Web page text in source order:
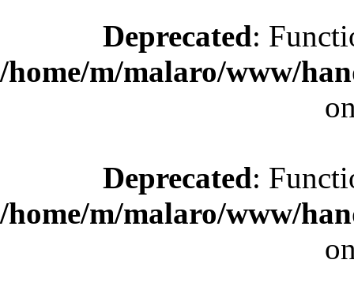
Deprecated:
/home/m/malaro/www/
Deprecated:
/home/m/malaro/www/